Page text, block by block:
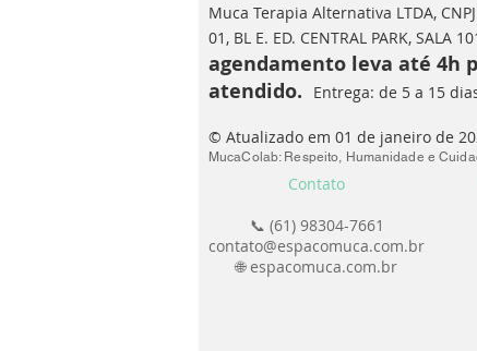
Muca Terapia Alternativa LTDA,
01, BL E. ED. CENTRAL PARK, SALA
agendamento leva até 4h
atendido.
Entrega: de 5 a 15
© Atualizado em 01 de janeiro de
MucaColab: Respeito, Humanidade e
Contato
📞 (61) 98304-7661
contato@espacomuca.com.br
🌐 espacomuca.com.br